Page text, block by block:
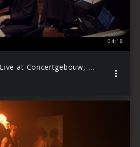
04:18
Saudade da Gaia (Live at Concertgebouw, Amsterdam / 2019)